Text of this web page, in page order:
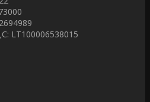
LT100006538015